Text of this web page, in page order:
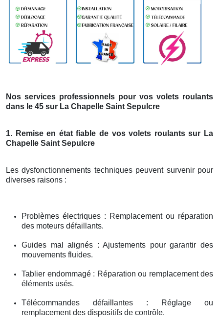
Nos services professionnels pour vos volets roulants
dans le 45 sur La Chapelle Saint Sepulcre
1. Remise en état fiable de vos volets roulants sur La
Chapelle Saint Sepulcre
Les dysfonctionnements techniques peuvent survenir pour
diverses raisons :
Problèmes électriques : Remplacement ou réparation
des moteurs défaillants.
Guides mal alignés : Ajustements pour garantir des
mouvements fluides.
Tablier endommagé : Réparation ou remplacement des
éléments usés.
Télécommandes défaillantes : Réglage ou
remplacement des dispositifs de contrôle.